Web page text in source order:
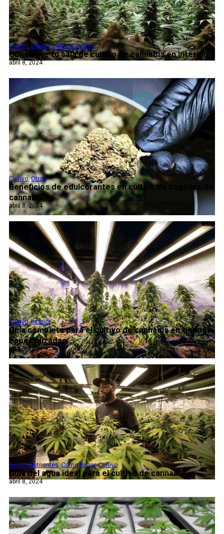
Construye tu sala de cultivo de cannabis en interior...
Cultivo, Interior,Sala de Cultivo
abril 8, 2024
Beneficios de edulcorantes en cultivo de cogollos de
cannabis...
Cultivo,Otros
abril 8, 2024
Guía completa para el cultivo de cannabis en tiendas
especializadas...
Cultivo,Interior
abril 8, 2024
Guía del agua ideal para el cultivo de cannabis...
Agua y Nutrientes,Cómo Regar,Cultivo
abril 8, 2024